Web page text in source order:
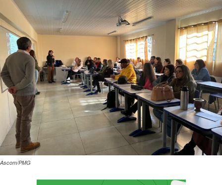
Ascom/PMG